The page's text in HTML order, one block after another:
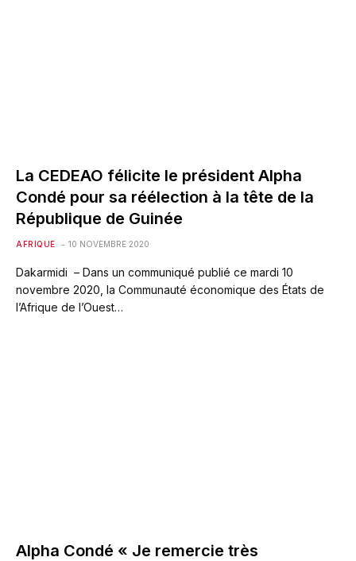
La CEDEAO félicite le président Alpha
Condé pour sa réélection à la tête de la
République de Guinée
AFRIQUE 10 NOVEMBRE 2020
Dakarmidi – Dans un communiqué publié ce mardi 10
novembre 2020, la Communauté économique des États de
l’Afrique de l’Ouest…
Alpha Condé « Je remercie très